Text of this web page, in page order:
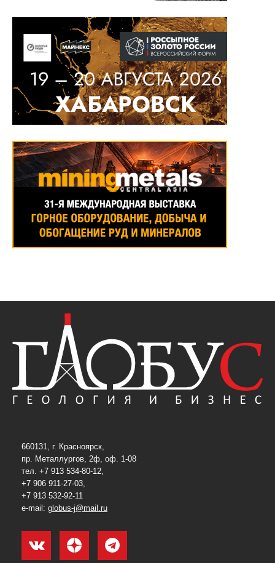
660131, г. Красноярск,
пр. Металлургов, 2ф, оф. 1-08
тел. +7 913 534-80-12,
+7 906 911-27-03,
+7 913 532-92-11
e-mail: globus-j@mail.ru